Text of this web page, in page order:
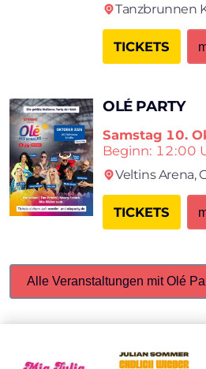
Tanzbrun­nen
TICKETS
OLÉ PARTY
Samstag 10.
Beginn: 12:00
Veltins Arena,
TICKETS
Alle Veranstaltungen mit Olé